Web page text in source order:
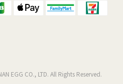
EGG CO., LTD. All Rights Reserved.